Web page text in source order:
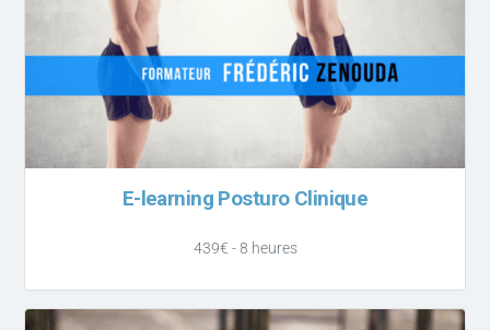
E-learning Posturo Clinique
439€ - 8 heures